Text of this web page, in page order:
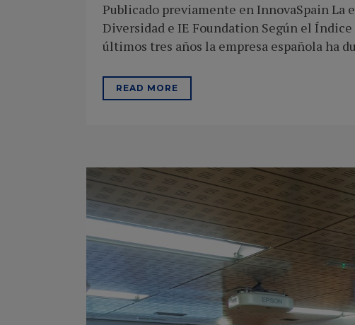
Publicado previamente en InnovaSpain La
Diversidad e IE Foundation Según el
últimos tres años la empresa española ha
READ MORE